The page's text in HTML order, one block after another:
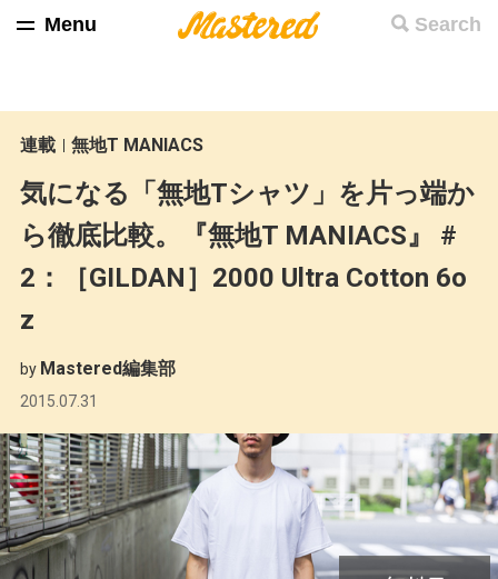
Search
Menu
連載 無地T MANIACS
気になる「無地Tシャツ」を片っ端か
ら徹底比較。『無地T MANIACS』 #
2：［GILDAN］2000 Ultra Cotton 6o
z
by Mastered編集部
2015.07.31